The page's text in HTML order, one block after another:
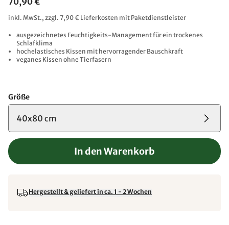
inkl. MwSt., zzgl. 7,90 € Lieferkosten mit Paketdienstleister
ausgezeichnetes Feuchtigkeits-Management für ein trockenes
Schlafklima
hochelastisches Kissen mit hervorragender Bauschkraft
veganes Kissen ohne Tierfasern
Größe
40x80 cm
In den Warenkorb
Hergestellt & geliefert in ca. 1 - 2 Wochen